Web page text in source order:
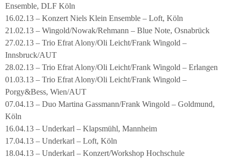
Ensemble, DLF Köln
16.02.13 – Konzert Niels Klein Ensemble – Loft, Köln
21.02.13 – Wingold/Nowak/Rehmann – Blue Note, Osnabrück
27.02.13 – Trio Efrat Alony/Oli Leicht/Frank Wingold –
Innsbruck/AUT
28.02.13 – Trio Efrat Alony/Oli Leicht/Frank Wingold – Erlangen
01.03.13 – Trio Efrat Alony/Oli Leicht/Frank Wingold –
Porgy&Bess, Wien/AUT
07.04.13 – Duo Martina Gassmann/Frank Wingold – Goldmund,
Köln
16.04.13 – Underkarl – Klapsmühl, Mannheim
17.04.13 – Underkarl – Loft, Köln
18.04.13 – Underkarl – Konzert/Workshop Hochschule